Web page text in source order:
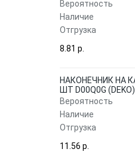
Вероятность
Наличие
Отгрузка
8.81 p.
НАКОНЕЧНИК НА
ШТ D00Q0G (DEKO)
Вероятность
Наличие
Отгрузка
11.56 p.